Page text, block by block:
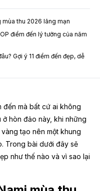
thu 2026 lãng mạn
điểm đến lý tưởng của năm
Gợi ý 11 điểm đến đẹp, dễ
đến mà bất cứ ai không
hòn đảo này, khi những
tạo nên một khung
Trong bài dưới đây sẽ
như thế nào và vì sao lại